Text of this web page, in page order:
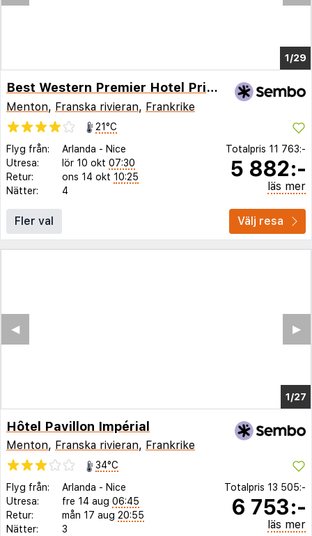
1/21
Best Western Premier Hotel Prince De Galles
Menton, Franska rivieran, Frankrike
21°C
Flyg från:
Arlanda - Nice
Utresa:
lör 10 okt 07:30
Retur:
ons 14 okt 10:25
Nätter:
4
Totalpris 11 763:-
5 882:-
läs mer
Fler val Välj resa
1/19
▶︎
◀︎
Hôtel Pavillon Impérial
Menton, Franska rivieran, Frankrike
34°C
Flyg från:
Arlanda - Nice
Utresa:
fre 14 aug 06:45
Retur:
mån 17 aug 20:55
Nätter:
3
Totalpris 13 505:-
6 753:-
läs mer